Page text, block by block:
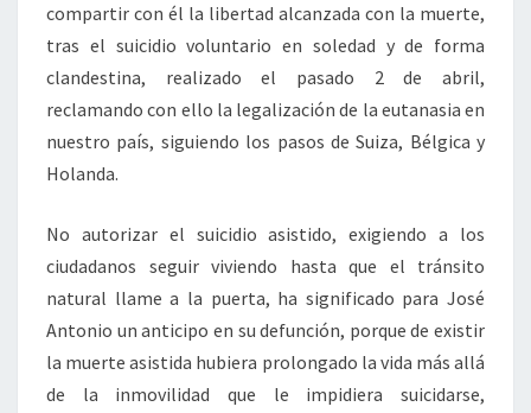
compartir con él la libertad alcanzada con la muerte,
tras el suicidio voluntario en soledad y de forma
clandestina, realizado el pasado 2 de abril,
reclamando con ello la legalización de la eutanasia en
nuestro país, siguiendo los pasos de Suiza, Bélgica y
Holanda.
No autorizar el suicidio asistido, exigiendo a los
ciudadanos seguir viviendo hasta que el tránsito
natural llame a la puerta, ha significado para José
Antonio un anticipo en su defunción, porque de existir
la muerte asistida hubiera prolongado la vida más allá
de la inmovilidad que le impidiera suicidarse,